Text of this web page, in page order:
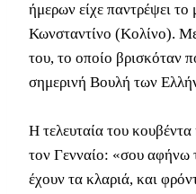
ήμερων είχε παντρέψει το
Κωνσταντίνο (Κολίνο).
του, το οποίο βρισκόταν
σημερινή Βουλή των
Η τελευταία του
τον Γενναίο: «σου αφήνω
έχουν τα κλαριά, και